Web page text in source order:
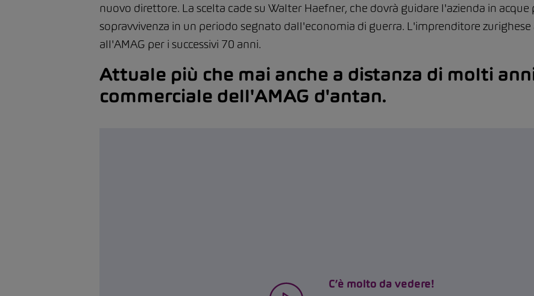
nuovo direttore. La scelta cade su Walter Haefner, che dovrà guidare l'azienda in
sopravvivenza in un periodo segnato dall'economia di guerra. L'imprenditore zurighese
all'AMAG per i successivi 70 anni.
Attuale più che mai anche a distanza di molti
commerciale dell'AMAG d'antan.
C’è molto da vedere!